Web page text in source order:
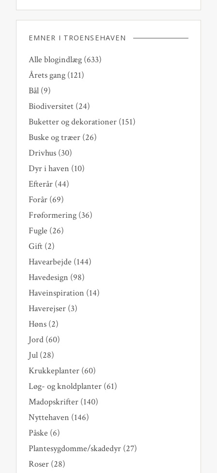
EMNER I TROENSEHAVEN
Alle blogindlæg(633)
Årets gang(121)
Bål(9)
Biodiversitet(24)
Buketter og dekorationer(151)
Buske og træer(26)
Drivhus(30)
Dyr i haven (10)
Efterår(44)
Forår(69)
Frøformering(36)
Fugle (26)
Gift(2)
Havearbejde (144)
Havedesign (98)
Haveinspiration (14)
Haverejser(3)
Høns(2)
Jord(60)
Jul(28)
Krukkeplanter(60)
Løg- og knoldplanter(61)
Madopskrifter(140)
Nyttehaven (146)
Påske (6)
Plantesygdomme/skadedyr(27)
Roser(28)